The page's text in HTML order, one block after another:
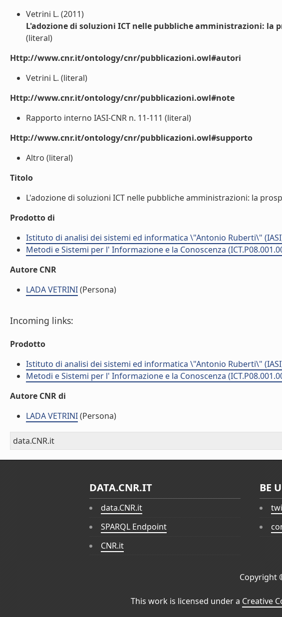
Vetrini L. (2011)
L'adozione di soluzioni ICT nelle pubbliche amministrazioni: la
(literal)
Http://www.cnr.it/ontology/cnr/pubblicazioni.owl#autori
Vetrini L. (literal)
Http://www.cnr.it/ontology/cnr/pubblicazioni.owl#note
Rapporto interno IASI-CNR n. 11-111 (literal)
Http://www.cnr.it/ontology/cnr/pubblicazioni.owl#supporto
Altro (literal)
Titolo
L'adozione di soluzioni ICT nelle pubbliche amministrazioni: la
Prodotto di
Istituto di analisi dei sistemi ed informatica \"Antonio Ruberti\"
Metodi e Sistemi per l' Informazione e la Conoscenza
Autore CNR
LADA VETRINI(Persona)
Incoming links:
Prodotto
Istituto di analisi dei sistemi ed informatica \"Antonio Ruberti\"
Metodi e Sistemi per l' Informazione e la Conoscenza
Autore CNR di
LADA VETRINI(Persona)
data.CNR.it
DATA.CNR.IT
data.CNR.it
SPARQL Endpoint
CNR.it
BE
Copyright
This work is licensed under a Creative